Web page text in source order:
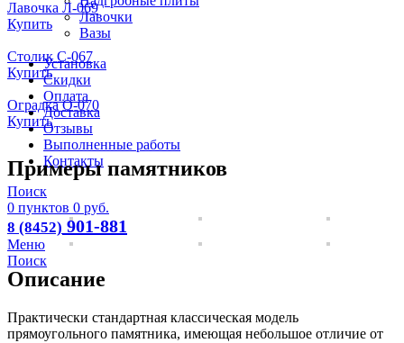
Лавочки
Вазы
Установка
Скидки
Оплата
Доставка
Отзывы
Выполненные работы
Контакты
Поиск
0 пунктов 0 руб.
8 (8452) 901-881
Меню
Поиск
Лавочка Л-069
Купить
Столик С-067
Купить
Оградка О-070
Купить
Примеры памятников
Описание
Практически стандартная классическая модель
прямоугольного памятника, имеющая небольшое отличие от